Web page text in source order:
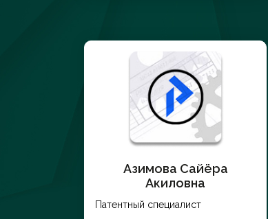
Азимова Сайёра
Акиловна
Патентный специалист